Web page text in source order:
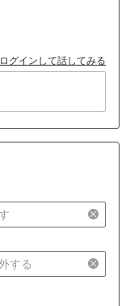
ログインして話してみる